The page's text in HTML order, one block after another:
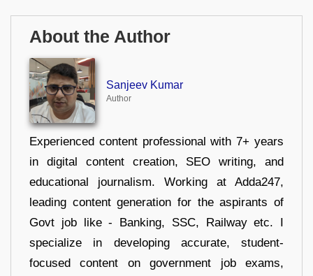
About the Author
Sanjeev Kumar
Author
Experienced content professional with 7+ years
in digital content creation, SEO writing, and
educational journalism. Working at Adda247,
leading content generation for the aspirants of
Govt job like - Banking, SSC, Railway etc. I
specialize in developing accurate, student-
focused content on government job exams,